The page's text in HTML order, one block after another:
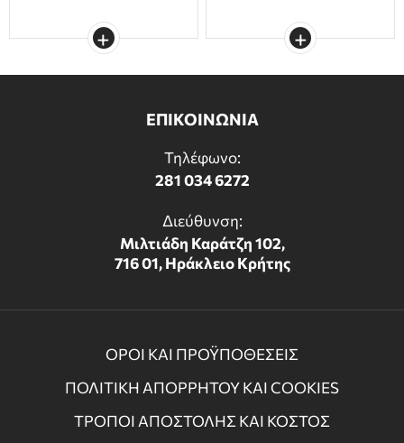
ΕΠΙΚΟΙΝΩΝΙΑ
Τηλέφωνο:
281 034 6272
Διεύθυνση:
Μιλτιάδη Καράτζη 102,
716 01, Ηράκλειο Κρήτης
ΟΡΟΙ ΚΑΙ ΠΡΟΫΠΟΘΕΣΕΙΣ
ΠΟΛΙΤΙΚΗ ΑΠΟΡΡΗΤΟΥ ΚΑΙ COOKIES
ΤΡΟΠΟΙ ΑΠΟΣΤΟΛΗΣ ΚΑΙ ΚΟΣΤΟΣ